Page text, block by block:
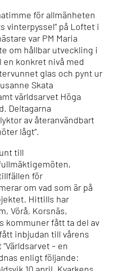
för allmänheten
vinterpyssel” på Loftet i
var PM Maria
om hållbar utveckling i
konkret nivå med
glas och pynt ur
Skata
världsarvet Höga
Deltagarna
av återanvändbart
lågt”.
till
för
om vad som är på
Hittills har
Vörå, Korsnäs,
kommuner fått ta del av
inbjudan till vårens
– en
enligt följande: